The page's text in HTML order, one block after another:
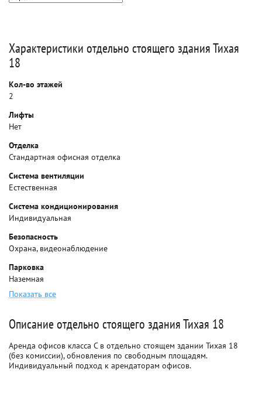
Характеристики отдельно стоящего здания Тихая
18
Кол-во этажей
2
Лифты
Нет
Отделка
Стандартная офисная отделка
Система вентиляции
Естественная
Система кондиционирования
Индивидуальная
Безопасность
Охрана, видеонаблюдение
Парковка
Наземная
Показать все
Описание отдельно стоящего здания Тихая 18
Аренда офисов класса C в отдельно стоящем здании Тихая 18
(без комиссии), обновления по свободным площадям.
Индивидуальный подход к арендаторам офисов.